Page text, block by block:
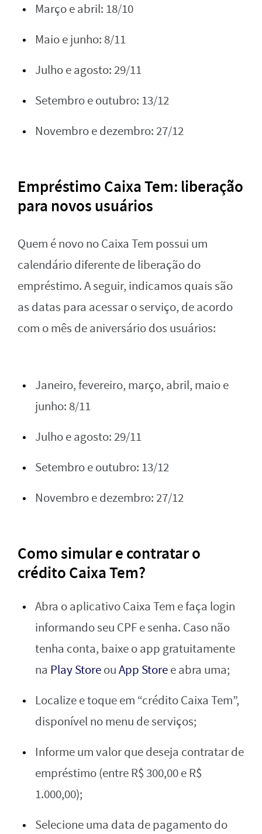
Março e abril: 18/10
Maio e junho: 8/11
Julho e agosto: 29/11
Setembro e outubro: 13/12
Novembro e dezembro: 27/12
Empréstimo Caixa Tem: liberação
para novos usuários
Quem é novo no Caixa Tem possui um
calendário diferente de liberação do
empréstimo. A seguir, indicamos quais são
as datas para acessar o serviço, de acordo
com o mês de aniversário dos usuários:
Janeiro, fevereiro, março, abril, maio e
junho: 8/11
Julho e agosto: 29/11
Setembro e outubro: 13/12
Novembro e dezembro: 27/12
Como simular e contratar o
crédito Caixa Tem?
Abra o aplicativo Caixa Tem e faça login
informando seu CPF e senha. Caso não
tenha conta, baixe o app gratuitamente
na Play StoreouApp Storee abra uma;
Localize e toque em “crédito Caixa Tem”,
disponível no menu de serviços;
Informe um valor que deseja contratar de
empréstimo (entre R$ 300,00 e R$
1.000,00);
Selecione uma data de pagamento do